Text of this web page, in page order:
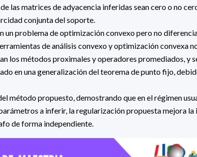
las matrices de adyacencia inferidas sean cero o no
conjunta del soporte.
un problema de optimización convexo pero no
de análisis convexo y optimización convexa
los métodos proximales y operadores promediados, y
en una generalización del teorema de punto fijo,
método propuesto, demostrando que en el régimen
a inferir, la regularización propuesta mejora la
de forma independiente.